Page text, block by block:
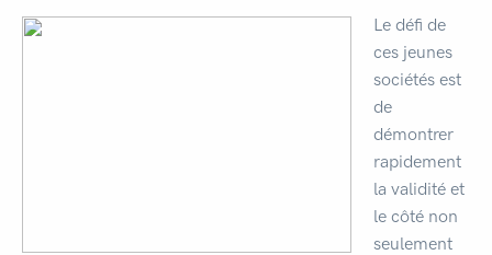
Le défi de
ces jeunes
sociétés est
de
démontrer
rapidement
la validité et
le côté non
seulement